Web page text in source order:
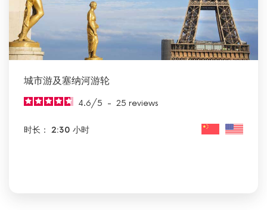
城市游及塞纳河游轮
4.6/5 - 25 reviews
时长： 2:30 小时